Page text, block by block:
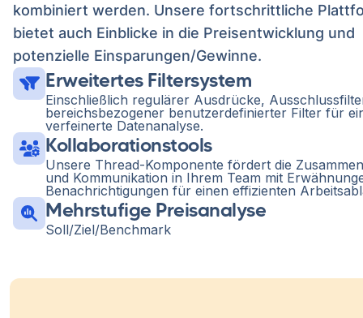
kombiniert werden. Unsere fortschrittliche
bietet auch Einblicke in die Preisentwicklung und
potenzielle Einsparungen/Gewinne.
Erweitertes Filtersystem
Einschließlich regulärer Ausdrücke,
bereichsbezogener benutzerdefinierter Filter für
verfeinerte Datenanalyse.
Kollaborationstools
Unsere Thread-Komponente fördert die
und Kommunikation in Ihrem Team mit
Benachrichtigungen für einen effizienten
Mehrstufige Preisanalyse
Soll/Ziel/Benchmark